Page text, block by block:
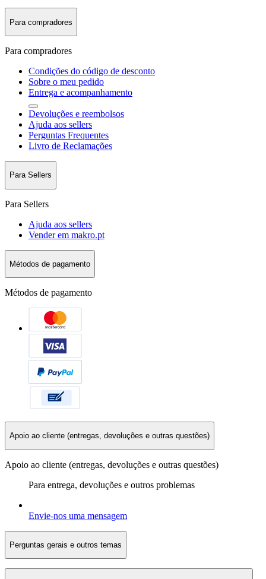
Para compradores
Para compradores
Condições do código de desconto
Sobre o meu pedido
Entrega e acompanhamento
Devoluções e reembolsos
Ajuda aos sellers
Perguntas Frequentes
Livro de Reclamações
Para Sellers
Para Sellers
Ajuda aos sellers
Vender em makro.pt
Métodos de pagamento
Métodos de pagamento
Apoio ao cliente (entregas, devoluções e outras questões)
Apoio ao cliente (entregas, devoluções e outras questões)
Para entrega, devoluções e outros problemas
Envie-nos uma mensagem
Perguntas gerais e outros temas